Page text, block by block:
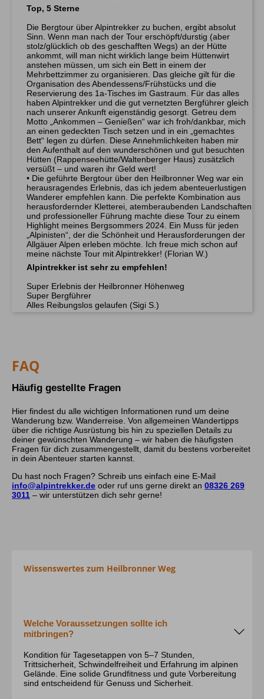
Top, 5 Sterne
Die Bergtour über Alpintrekker zu buchen, ergibt absolut
Sinn. Wenn man nach der Tour erschöpft/durstig (aber
stolz/glücklich ob des geschafften Wegs) an der Hütte
ankommt, will man nicht wirklich lange beim Hüttenwirt
anstehen müssen, um sich ein Bett in einem der
Mehrbettzimmer zu organisieren. Das gleiche gilt für die
Organisation des Abendessens/Frühstücks und die
Reservierung des 1a-Tisches im Gastraum. Für das alles
haben Alpintrekker und die gut vernetzten Bergführer gleich
nach unserer Ankunft eigenständig gesorgt. Getreu dem
Motto „Ankommen – Genießen“ war ich froh/dankbar, mich
an einen gedeckten Tisch setzen und in ein „gemachtes
Bett“ legen zu dürfen. Diese Annehmlichkeiten haben mir
den Aufenthalt auf den wunderschönen und gut besuchten
Hütten (Rappenseehütte/Waltenberger Haus) zusätzlich
versüßt – und waren ihr Geld wert!
• Die geführte Bergtour über den Heilbronner Weg war ein
herausragendes Erlebnis, das ich jedem abenteuerlustigen
Wanderer empfehlen kann. Die perfekte Kombination aus
herausfordernder Kletterei, atemberaubenden Landschaften
und professioneller Führung machte diese Tour zu einem
Highlight meines Bergsommers 2024. Ein Muss für jeden
„Alpinisten“, der die Schönheit und Herausforderungen der
Allgäuer Alpen erleben möchte. Ich freue mich schon auf
meine nächste Tour mit Alpintrekker! (Florian W.)
Alpintrekker ist sehr zu empfehlen!
Super Erlebnis der Heilbronner Höhenweg
Super Bergführer
Alles Reibungslos gelaufen (Sigi S.)
FAQ
Häufig gestellte Fragen
Hier findest du alle wichtigen Informationen rund um deine
Wanderung bzw. Wanderreise. Von allgemeinen Wandertipps
über die richtige Ausrüstung bis hin zu speziellen Details zu
deiner gewünschten Wanderung – wir haben die häufigsten
Fragen für dich zusammengestellt, damit du bestens vorbereitet
in dein Abenteuer starten kannst.
Du hast noch Fragen? Schreib uns einfach eine E-Mail
info@alpintrekker.de oder ruf uns gerne direkt an 08326 269
3011 – wir unterstützen dich sehr gerne!
Wissenswertes zum Heilbronner Weg
Welche Voraussetzungen sollte ich
mitbringen?
Kondition für Tagesetappen von 5–7 Stunden,
Trittsicherheit, Schwindelfreiheit und Erfahrung im alpinen
Gelände. Eine solide Grundfitness und gute Vorbereitung
sind entscheidend für Genuss und Sicherheit.